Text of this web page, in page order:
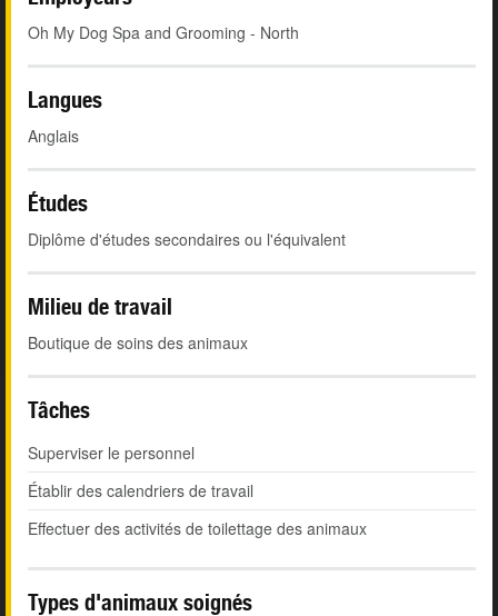
Oh My Dog Spa and Grooming - North
Langues
Anglais
Études
Diplôme d'études secondaires ou l'équivalent
Milieu de travail
Boutique de soins des animaux
Tâches
Superviser le personnel
Établir des calendriers de travail
Effectuer des activités de toilettage des animaux
Types d'animaux soignés